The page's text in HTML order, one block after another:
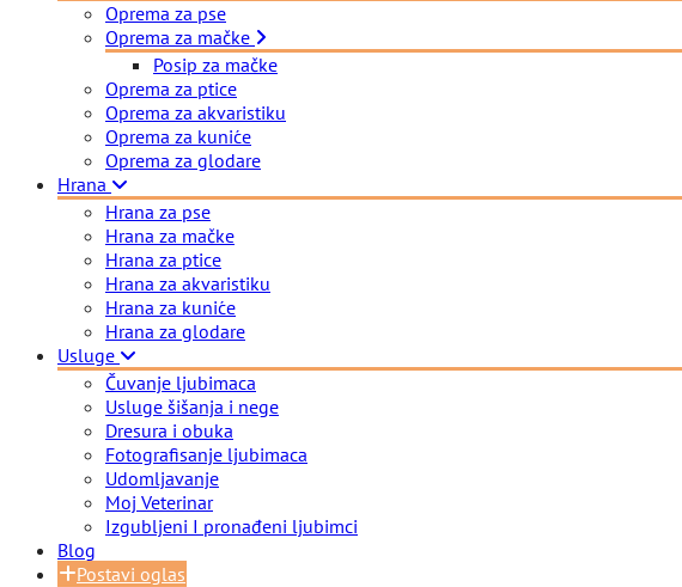
Oprema za pse
Oprema za mačke
Posip za mačke
Oprema za ptice
Oprema za akvaristiku
Oprema za kuniće
Oprema za glodare
Hrana
Hrana za pse
Hrana za mačke
Hrana za ptice
Hrana za akvaristiku
Hrana za kuniće
Hrana za glodare
Usluge
Čuvanje ljubimaca
Usluge šišanja i nege
Dresura i obuka
Fotografisanje ljubimaca
Udomljavanje
Moj Veterinar
Izgubljeni I pronađeni ljubimci
Blog
Postavi oglas